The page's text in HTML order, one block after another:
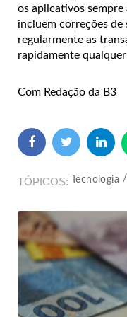
os aplicativos sempre
incluem correções de
regularmente as
rapidamente
Com Redação da B3
TÓPICOS Tecnologia